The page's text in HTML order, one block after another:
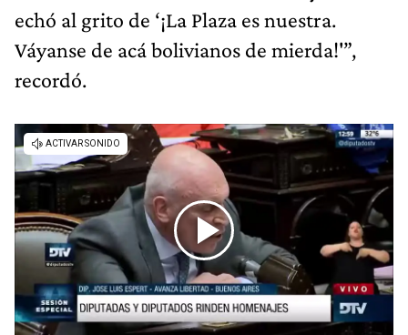
echó al grito de ‘¡La Plaza es nuestra.
Váyanse de acá bolivianos de mierda!'”,
recordó.